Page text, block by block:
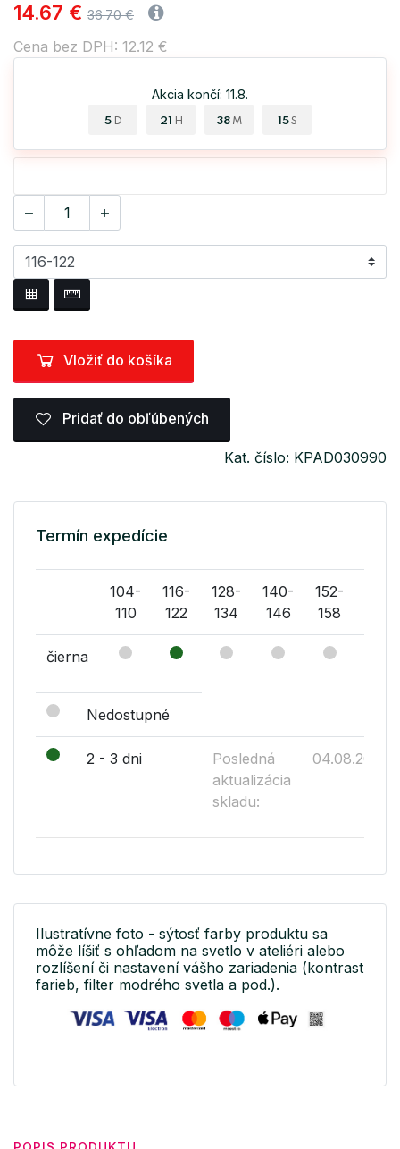
14.67 € 36.70 €
Cena bez DPH: 12.12 €
Akcia končí: 11.8.
5 D 21 H 38 M 15 S
Vložiť do košíka
Pridať do obľúbených
Kat. číslo: KPAD030990
Termín expedície
104-
110
116-
122
128-
134
140-
146
152-
158
čierna
Nedostupné
2 - 3 dni
Posledná
aktualizácia
skladu:
04.08.2026
Ilustratívne foto - sýtosť farby produktu sa
môže líšiť s ohľadom na svetlo v ateliéri alebo
rozlíšení či nastavení vášho zariadenia (kontrast
farieb, filter modrého svetla a pod.).